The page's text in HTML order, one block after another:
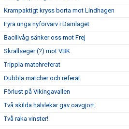
Krampaktigt kryss borta mot Lindhagen
Fyra unga nyförvärv i Damlaget
Bacillvåg sänker oss mot Frej
Skrällseger (?) mot VBK
Trippla matchreferat
Dubbla matcher och referat
Förlust på Vikingavallen
Två skilda halvlekar gav oavgjort
Två raka vinster!